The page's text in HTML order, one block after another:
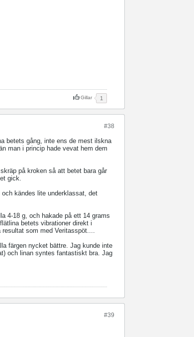
Gillar 1
#38
betets gång, inte ens de mest ilskna
man i princip hade vevat hem dem
på kroken så att betet bara går
gick.
kändes lite underklassat, det
4-18 g, och hakade på ett 14 grams
betets vibrationer direkt i
som med Veritasspöt....
färgen nycket bättre. Jag kunde inte
och linan syntes fantastiskt bra. Jag
#39